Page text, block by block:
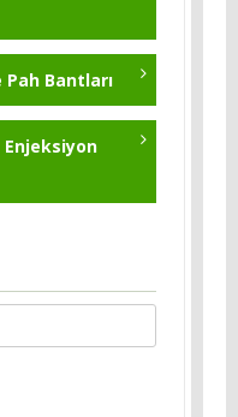
Bantları